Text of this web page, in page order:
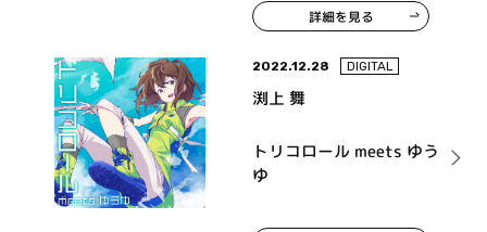
詳細を見る
2022.12.28 DIGITAL
渕上 舞
トリコロール meets ゆう
ゆ